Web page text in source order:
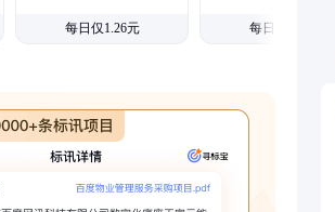
每日仅1.26元 每日仅1.08元